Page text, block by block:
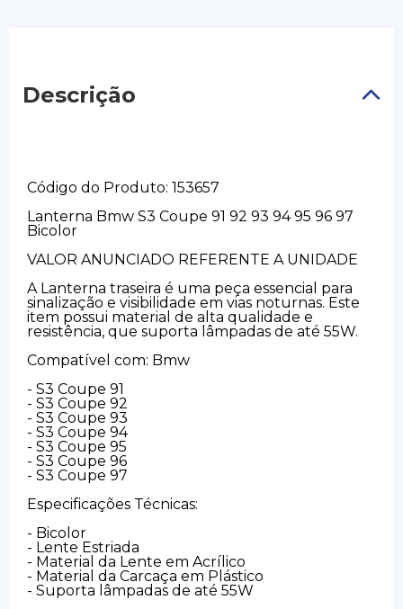
Descrição
Código do Produto: 153657
Lanterna Bmw S3 Coupe 91 92 93 94 95 96 97
Bicolor
VALOR ANUNCIADO REFERENTE A UNIDADE
A Lanterna traseira é uma peça essencial para
sinalização e visibilidade em vias noturnas. Este
item possui material de alta qualidade e
resistência, que suporta lâmpadas de até 55W.
Compatível com: Bmw
- S3 Coupe 91
- S3 Coupe 92
- S3 Coupe 93
- S3 Coupe 94
- S3 Coupe 95
- S3 Coupe 96
- S3 Coupe 97
Especificações Técnicas:
- Bicolor
- Lente Estriada
- Material da Lente em Acrílico
- Material da Carcaça em Plástico
- Suporta lâmpadas de até 55W